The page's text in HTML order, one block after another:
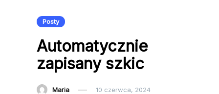
Posty
Automatycznie
zapisany szkic
Maria 10 czerwca, 2024